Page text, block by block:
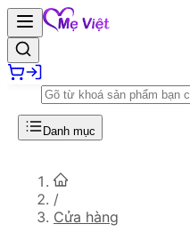
Danh mục
/
Cửa hàng